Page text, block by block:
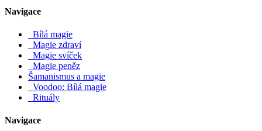
Navigace
Bílá magie
Magie zdraví
Magie svíček
Magie peněz
Šamanismus a magie
Voodoo: Bílá magie
Rituály
Navigace